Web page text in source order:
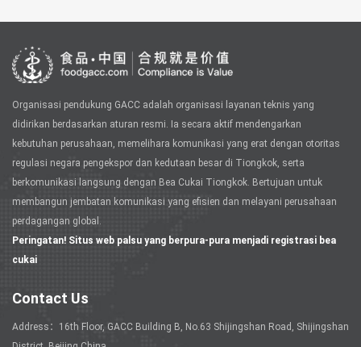
Organisasi pendukung GACC adalah organisasi layanan teknis yang
didirikan berdasarkan aturan resmi. Ia secara aktif mendengarkan
kebutuhan perusahaan, memelihara komunikasi yang erat dengan otoritas
regulasi negara pengekspor dan kedutaan besar di Tiongkok, serta
berkomunikasi langsung dengan Bea Cukai Tiongkok. Bertujuan untuk
membangun jembatan komunikasi yang efisien dan melayani perusahaan
perdagangan global.
Peringatan! Situs web palsu yang berpura-pura menjadi registrasi bea
cukai
Contact Us
Address：16th Floor, GACC Building B, No.63 Shijingshan Road, Shijingshan